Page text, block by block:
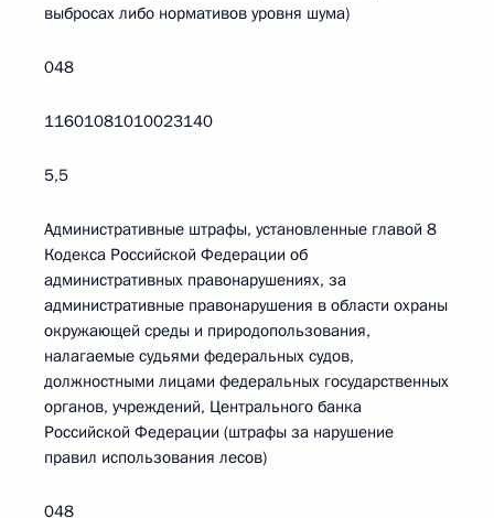
выбросах либо нормативов уровня шума)
048
11601081010023140
5,5
Административные штрафы, установленные главой 8
Кодекса Российской Федерации об
административных правонарушениях, за
административные правонарушения в области охраны
окружающей среды и природопользования,
налагаемые судьями федеральных судов,
должностными лицами федеральных государственных
органов, учреждений, Центрального банка
Российской Федерации (штрафы за нарушение
правил использования лесов)
048